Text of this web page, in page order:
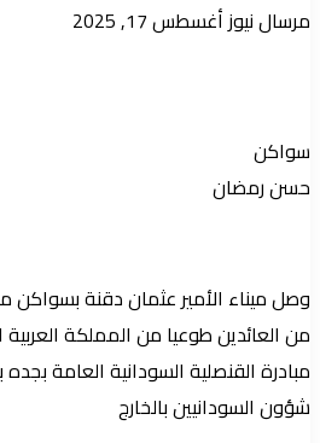
مرسال نيوزأرسل
أغسطس 17, 2025
سواكن
حسن رمضان
وصل ميناء الأمير عثمان دقنة بسواكن
من العائدين طوعيا من المملكة
مبادرة القنصلية السودانية العامة
شؤون السودانيين بالخارج